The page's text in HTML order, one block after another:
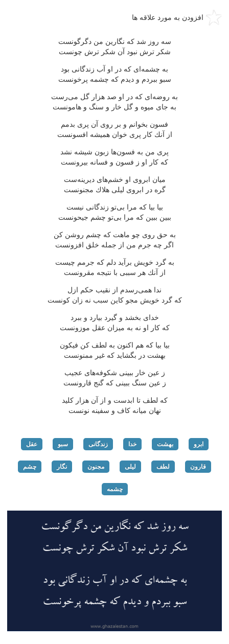
افزودن به مورد علاقه ها
سه روز شد كه نگارین من دگرگونست
شكر ترش نبود آن شكر ترش چونست
به چشمه‌ای كه در او آب زندگانی بود
سبو ببردم و دیدم كه چشمه پرخونست
به روضه‌ای كه در او صد هزار گل می‌رست
به جای میوه و گل خار و سنگ و هامونست
فسون بخوانم و بر روی آن پری بدمم
از آنك كار پری خوان همیشه افسونست
پری من به فسون‌ها زبون شیشه نشد
كه كار او ز فسون و فسانه بیرونست
میان ابروی او خشم‌های دیرینه‌ست
گره در ابروی لیلی هلاك مجنونست
بیا بیا كه مرا بی‌تو زندگانی نیست
ببین ببین كه مرا بی‌تو چشم جیحونست
به حق روی چو ماهت كه چشم روشن كن
اگر چه جرم من از جمله خلق افزونست
به گرد خویش برآید دلم كه جرمم چیست
از آنك هر سببی با نتیجه مقرونست
ندا همی‌رسدم از نقیب حكم ازل
كه گرد خویش مجو كاین سبب نه زان كونست
خدای بخشد و گیرد بیارد و ببرد
كه كار او نه به میزان عقل موزونست
بیا بیا كه هم اكنون به لطف كن فیكون
بهشت در بگشاید كه غیر ممنونست
ز عین خار ببینی شكوفه‌های عجیب
ز عین سنگ ببینی كه گنج قارونست
كه لطف تا ابدست و از آن هزار كلید
نهان میانه كاف و سفینه نونست
ابرو بهشت خدا زندگانی سبو عقل
قارون لطف لیلی مجنون نگار چشم
چشمه